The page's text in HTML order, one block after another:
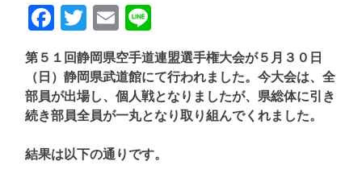
Facebook
Twitter
Email
第５１回静岡県空手道連盟選手権大会が５月３０日
（日）静岡県武道館にて行われました。今大会は、全
部員が出場し、個人戦となりましたが、県総体に引き
続き部員全員が一丸となり取り組んでくれました。
結果は以下の通りです。